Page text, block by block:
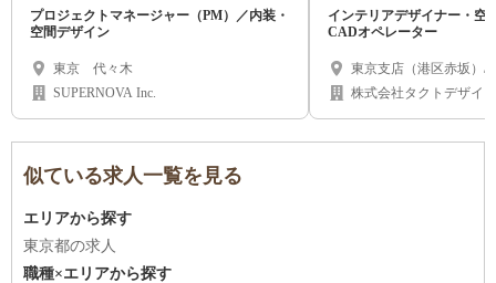
プロジェクトマネージャー（PM）／内装・
空間デザイン
東京 代々木
SUPERNOVA Inc.
インテリアデザイナー・空
CADオペレーター
東京支店（港区赤坂）/
古屋市千種区）/ 大阪支
株式会社タクトデザイ
似ている求人一覧を見る
エリアから探す
東京都の求人
職種×エリアから探す